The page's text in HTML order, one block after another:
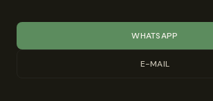
WHATSAPP
E-MAIL